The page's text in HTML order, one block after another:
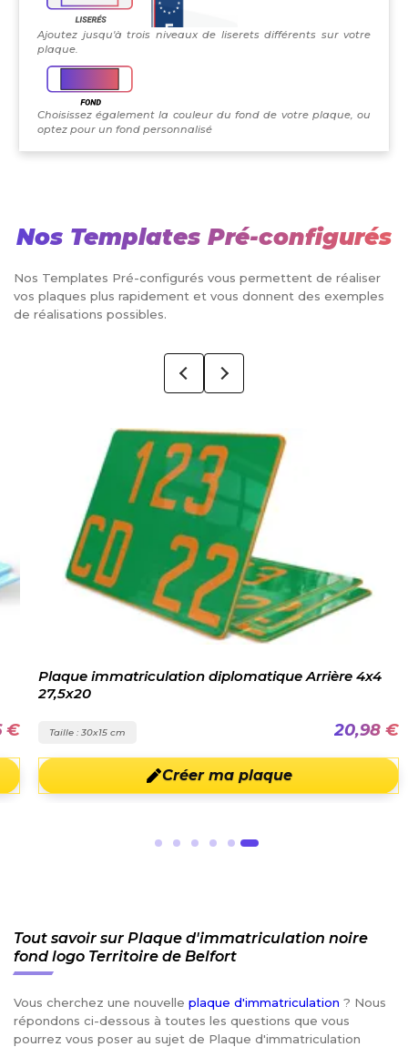
Ajoutez jusqu'à trois niveaux de liserets différents sur votre
plaque.
Choisissez également la couleur du fond de votre plaque, ou
optez pour un fond personnalisé
Nos Templates Pré-configurés
Nos Templates Pré-configurés vous permettent de réaliser
vos plaques plus rapidement et vous donnent des exemples
de réalisations possibles.
€
Plaque immatriculation diplomatique Arrière 4x4
27,5x20
Taille : 30x15 cm 20,98 €
Créer ma plaque
Tout savoir sur Plaque d'immatriculation noire
fond logo Territoire de Belfort
Vous cherchez une nouvelle plaque d'immatriculation ? Nous
répondons ci-dessous à toutes les questions que vous
pourrez vous poser au sujet de Plaque d'immatriculation